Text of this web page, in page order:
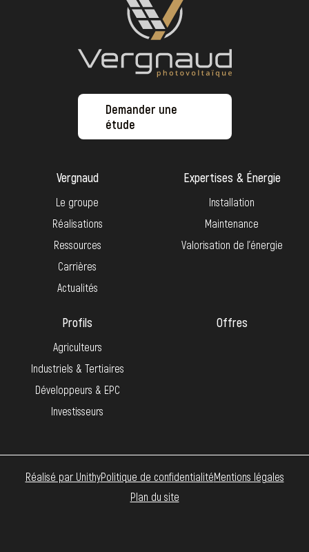
Demander une
étude
Vergnaud
Le groupe
Réalisations
Ressources
Carrières
Actualités
Expertises & Énergie
Installation
Maintenance
Valorisation de l’énergie
Profils
Agriculteurs
Industriels & Tertiaires
Développeurs & EPC
Investisseurs
Offres
Réalisé par UnithyPolitique de confidentialitéMentions légales
Plan du site